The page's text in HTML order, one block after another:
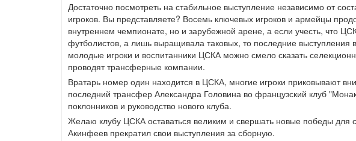
Достаточно посмотреть на стабильное выступление независимо от
игроков. Вы представляете? Восемь ключевых игроков и армейцы
внутреннем чемпионате, но и зарубежной арене, а если учесть, что
футболистов, а лишь выращивала таковых, то последние выступления
молодые игроки и воспитанники ЦСКА можно смело сказать
проводят трансферные компании.
Вратарь номер один находится в ЦСКА, многие игроки приковывают
последний трансфер Александра Головина во французский клуб
поклонников и руководство нового клуба.
Желаю клубу ЦСКА оставаться великим и свершать новые победы для
Акинфеев прекратил свои выступления за сборную.